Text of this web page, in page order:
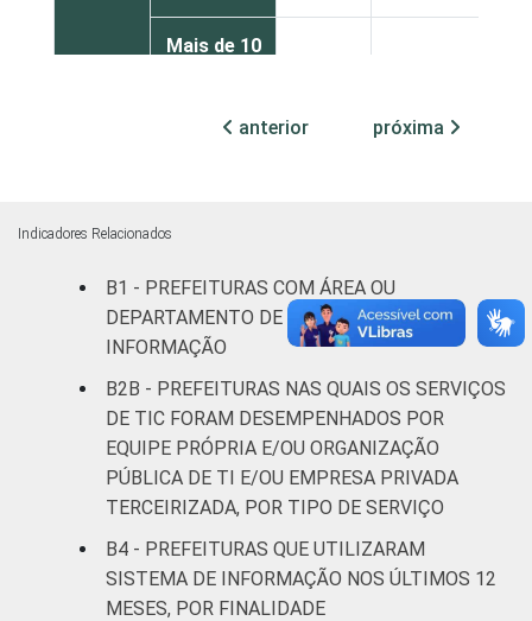
Mais de 10
habitantes
habitantes
Mais de 50
mil até
100 mil
habitantes
86 1
Mais de
100 mil
mil
habitantes
anterior próxima
Indicadores Relacionados
B1 - PREFEITURAS COM ÁREA OU
DEPARTAMENTO DE TECNOLOGIA DA
INFORMAÇÃO
B2B - PREFEITURAS NAS QUAIS OS SERVIÇOS
DE TIC FORAM DESEMPENHADOS POR
EQUIPE PRÓPRIA E/OU ORGANIZAÇÃO
PÚBLICA DE TI E/OU EMPRESA PRIVADA
TERCEIRIZADA, POR TIPO DE SERVIÇO
B4 - PREFEITURAS QUE UTILIZARAM
SISTEMA DE INFORMAÇÃO NOS ÚLTIMOS 12
MESES, POR FINALIDADE